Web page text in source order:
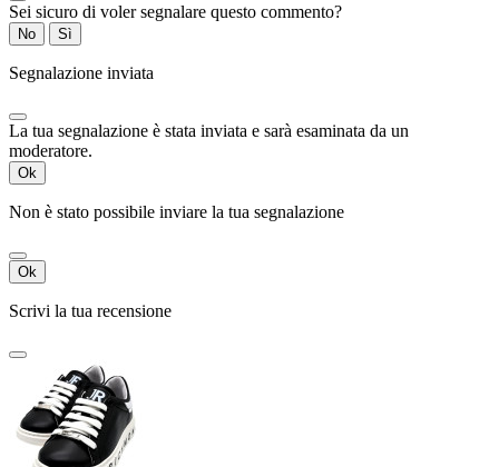
Sei sicuro di voler segnalare questo commento?
No Sì
Segnalazione inviata
La tua segnalazione è stata inviata e sarà esaminata da un
moderatore.
Ok
Non è stato possibile inviare la tua segnalazione
Ok
Scrivi la tua recensione